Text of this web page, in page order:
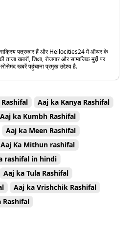
में सक्रिय पत्रकार हैं और Hellocities24 में ऑथर के
खबरों, शिक्षा, रोजगार और सामाजिक मुद्दों पर
खबरें पहुंचाना प्रमुख उद्देश्य है.
Aaj ka Kanya Rashifal
Aaj ka Kumbh Rashifal
Aaj ka Meen Rashifal
Aaj Ka Mithun rashifal
rashifal in hindi
Aaj ka Tula Rashifal
Aaj ka Vrishchik Rashifal
Rashifal